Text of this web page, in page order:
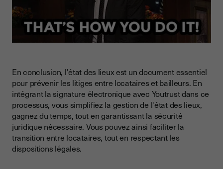
En conclusion, l'état des lieux est un document essentiel
pour prévenir les litiges entre locataires et bailleurs. En
intégrant la signature électronique avec Youtrust dans ce
processus, vous simplifiez la gestion de l'état des lieux,
gagnez du temps, tout en garantissant la sécurité
juridique nécessaire. Vous pouvez ainsi faciliter la
transition entre locataires, tout en respectant les
dispositions légales.